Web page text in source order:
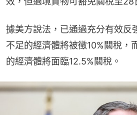
據美方說法，已通過充分有效反
不足的經濟體將被徵10%關稅，
的經濟體將面臨12.5%關稅。